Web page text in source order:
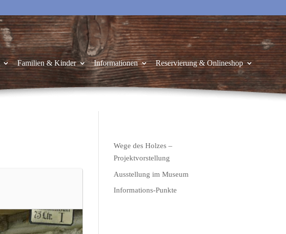
Familien & Kinder Informationen Reservierung & Onlineshop
Wege des Holzes –
Projektvorstellung
Ausstellung im Museum
Informations-Punkte